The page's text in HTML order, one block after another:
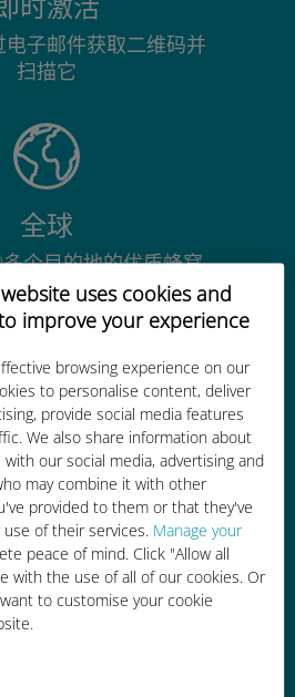
uses cookies and
improve your experience
browsing experience on our
to personalise content, deliver
provide social media features
We also share information about
our social media, advertising and
may combine it with other
provided to them or that they've
of their services. Manage your
peace of mind. Click "Allow all
with the use of all of our cookies. Or
to customise your cookie
电子邮件获取二维码并
扫描它
全球
个目的地的优质蜂窝
网络连接
济实惠
漫游费便宜高达90%
松充值